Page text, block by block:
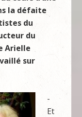
la défaite
du
du
Arielle
sur
-
Et